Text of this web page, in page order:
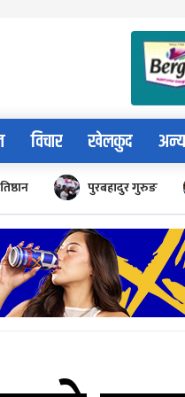
विचार खेलकुद अन्य
पुरबहादुर गुरुङ